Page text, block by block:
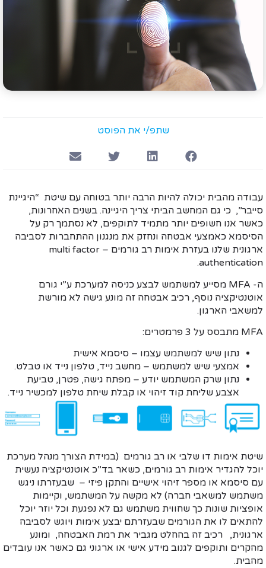
שתפ/י את הפוסט
עבודה מהבית יכולה להיות הרבה יותר בטוחה עם שיטת “היגיינת
סייבר”, כי גם המחשב הביתי צריך היגיינה. בשנים האחרונות,
כאשר אנו חשופים יותר מתמיד לתוקפים, לא נסתמך רק על
הסיסמא כאמצעי אבטחה ונחזק את מנגנון ההתחברות לסביבה
ארגונית שלנו בעזרת אימות רב גורמים – multi factor
authentication.
ה- MFA מסייע למשתמש לבצע כניסה למערכת ע”י גורם
אוטנטיקציה נוסף, רכיב אבטחה זה מונע גישה לא מורשת
למשאבי הארגון.
MFA מתבסס על 3 פרמטרים:
נתון שיש למשתמש עצמו – סיסמא אישית
אמצעי שיש למשתמש – מחשב נייד, טלפון נייד או טבלט.
נתון שרק המשתמש יודע – מפתח גישה, פטרן, טביעת
אצבע שליחת קוד זיהוי או קבלת שיחת טלפון למכשיר נייד.
שיטת אימות דו שלבי או רב גורמים (במידת הצורך מנהל מערכת
יוכל להגדיר אימות רב גורמים, כשאר בד”כ אוטנטיקציה נעשית
עם סיסמא או מספר זיהוי אישיים והתקן פיזי – שבעזרתו ניגש
משתמש למשאבי חברה) לא מקשה על המשתמש, וקיימות
אופציות שונות כך שחווית משתמש גם לא נפגעת וכל יוזר יוכל
להתאים לו את הגורמים שבעזרתם יבצע אימות ויוגש לסביבה
ארגונית, רכיב זה בהחלט מגביר את רמת האבטחה, ומונע
מהקרים ותוקפים לגנוב מידע אישי או ארגוני גם כאשר אנו עובדים
מהבית.